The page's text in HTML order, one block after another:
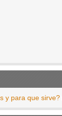
y para que sirve?